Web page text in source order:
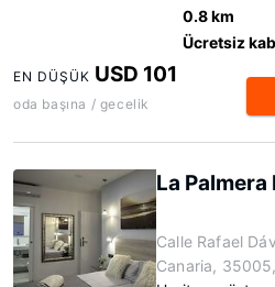
0.8 km
Ücretsiz
EN DÜŞÜK USD 101
oda başına / gecelik
La
Calle Rafael
Canaria,